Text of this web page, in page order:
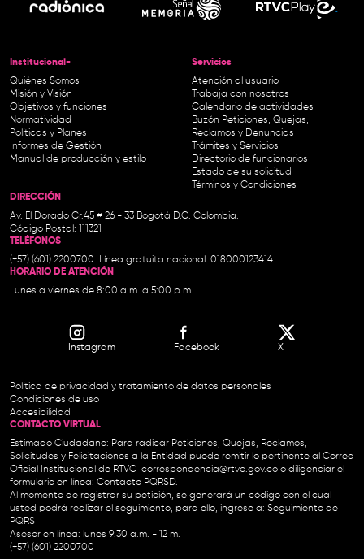
Institucional-
Quiénes Somos
Misión y Visión
Objetivos y funciones
Normatividad
Políticas y Planes
Informes de Gestión
Manual de producción y estilo
Servicios
Atención al usuario
Trabaja con nosotros
Calendario de actividades
Buzón Peticiones, Quejas,
Reclamos y Denuncias
Trámites y Servicios
Directorio de funcionarios
Estado de su solicitud
Términos y Condiciones
DIRECCIÓN
Av. El Dorado Cr.45 # 26 - 33 Bogotá D.C. Colombia.
Código Postal: 111321
TELÉFONOS
(+57) (601) 2200700. Línea gratuita nacional: 018000123414
HORARIO DE ATENCIÓN
Lunes a viernes de 8:00 a.m. a 5:00 p.m.
Instagram Facebook X
Política de privacidad y tratamiento de datos personales
Condiciones de uso
Accesibilidad
CONTACTO VIRTUAL
Estimado Ciudadano: Para radicar Peticiones, Quejas, Reclamos,
Solicitudes y Felicitaciones a la Entidad puede remitir lo pertinente al Correo
Oficial Institucional de RTVC correspondencia@rtvc.gov.co o diligenciar el
formulario en línea: Contacto PQRSD.
Al momento de registrar su petición, se generará un código con el cual
usted podrá realizar el seguimiento, para ello, ingrese a: Seguimiento de
PQRS
Asesor en línea: lunes 9:30 a.m. - 12 m.
(+57) (601) 2200700